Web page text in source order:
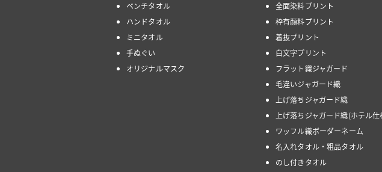
ベンチタオル
ハンドタオル
ミニタオル
手ぬぐい
オリジナルマスク
全面染料プリント
枠有顔料プリント
着抜プリント
白文字プリント
フラット織ジャガード
毛違いジャガード織
上げ落ちジャガード織
上げ落ちジャガード織(ホテル仕
ワッフル織ボーダーネーム
名入れタオル・粗品タオル
のし付きタオル